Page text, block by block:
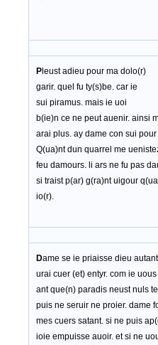
P leust adieu pour ma dolo(r)
garir. quel fu ty(s)be. car ie
sui piramus. mais ie uoi
b(ie)n ce ne peut auenir. ainsi
arai plus. ay dame con sui
Q(ua)nt dun quarrel me
feu damours. li ars ne fu pas
si traist p(ar) g(ra)nt uigour
io(r).
Dame se ie priaisse dieu
urai cuer (et) entyr. com ie
ant que(n) paradis neust nuls
puis ne seruir ne proier. dame
mes cuers satant. si ne puis
ioie empuisse auoir. et si ne